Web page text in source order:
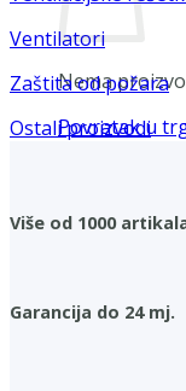
Nema
Povratak u
Ventilatori
Zaštita od požara
Ostali proizvodi
Više od 1000
Garancija do 24 mj.